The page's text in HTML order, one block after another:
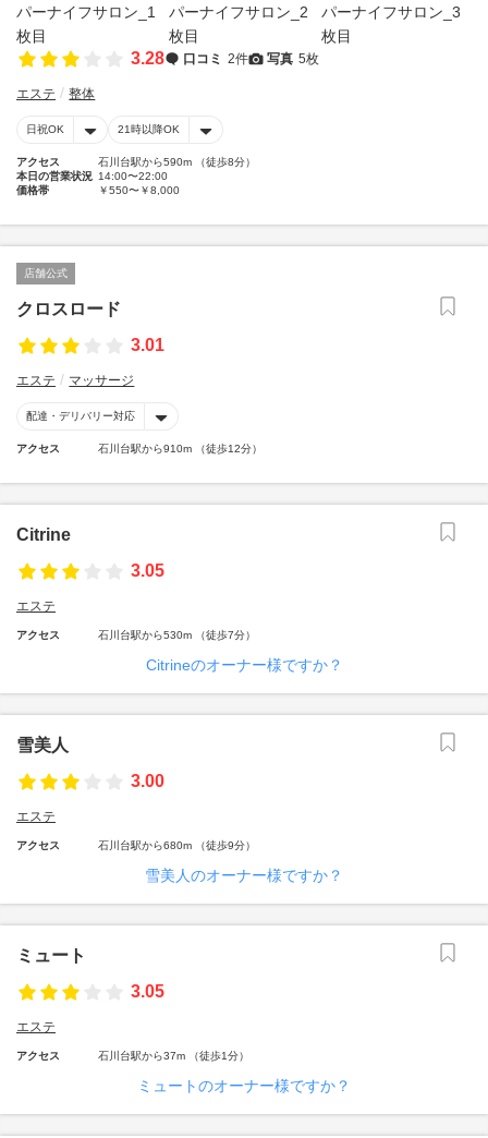
3.28 口コミ 2件 写真 5枚
エステ 整体
日祝OK 21時以降OK
アクセス
石川台駅から590m （徒歩8分）
本日の営業状況 14:00〜22:00
価格帯
￥550〜￥8,000
店舗公式
クロスロード
3.01
エステ マッサージ
配達・デリバリー対応
アクセス 石川台駅から910m （徒歩12分）
Citrine
3.05
エステ
アクセス 石川台駅から530m （徒歩7分）
Citrineのオーナー様ですか？
雪美人
3.00
エステ
アクセス 石川台駅から680m （徒歩9分）
雪美人のオーナー様ですか？
ミュート
3.05
エステ
アクセス 石川台駅から37m （徒歩1分）
ミュートのオーナー様ですか？